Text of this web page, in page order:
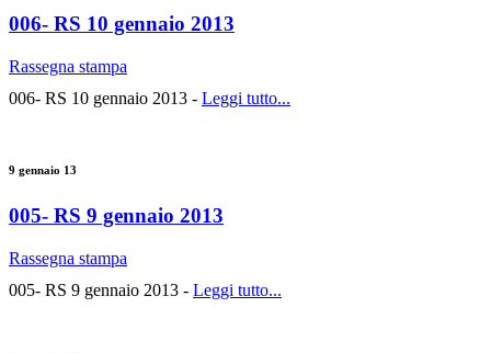
006- RS 10 gennaio 2013
Rassegna stampa
006- RS 10 gennaio 2013 - Leggi tutto...
9 gennaio 13
005- RS 9 gennaio 2013
Rassegna stampa
005- RS 9 gennaio 2013 - Leggi tutto...